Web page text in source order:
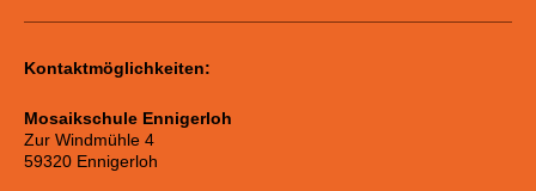
Kontaktmöglichkeiten:
Mosaikschule Ennigerloh
Zur Windmühle 4
59320 Ennigerloh